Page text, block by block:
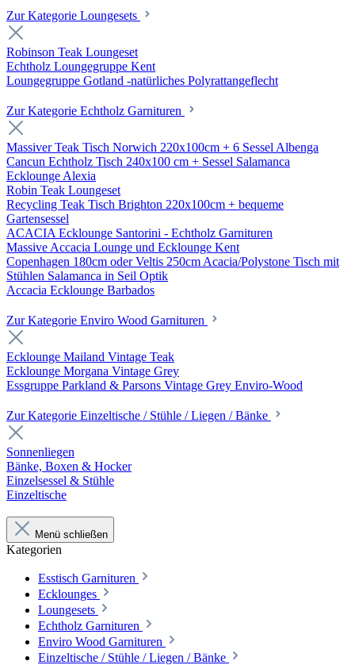
Zur Kategorie Loungesets
Robinson Teak Loungeset
Echtholz Loungegruppe Kent
Loungegruppe Gotland -natürliches Polyrattangeflecht
Zur Kategorie Echtholz Garnituren
Massiver Teak Tisch Norwich 220x100cm + 6 Sessel Albenga
Cancun Echtholz Tisch 240x100 cm + Sessel Salamanca
Ecklounge Alexia
Robin Teak Loungeset
Recycling Teak Tisch Brighton 220x100cm + bequeme
Gartensessel
ACACIA Ecklounge Santorini - Echtholz Garnituren
Massive Accacia Lounge und Ecklounge Kent
Copenhagen 180cm oder Veltis 250cm Acacia/Polystone Tisch mit
Stühlen Salamanca in Seil Optik
Accacia Ecklounge Barbados
Zur Kategorie Enviro Wood Garnituren
Ecklounge Mailand Vintage Teak
Ecklounge Morgana Vintage Grey
Essgruppe Parkland & Parsons Vintage Grey Enviro-Wood
Zur Kategorie Einzeltische / Stühle / Liegen / Bänke
Sonnenliegen
Bänke, Boxen & Hocker
Einzelsessel & Stühle
Einzeltische
Menü schließen
Kategorien
Esstisch Garnituren
Ecklounges
Loungesets
Echtholz Garnituren
Enviro Wood Garnituren
Einzeltische / Stühle / Liegen / Bänke